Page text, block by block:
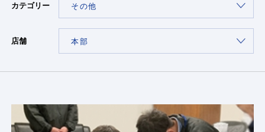
カテゴリー
店舗